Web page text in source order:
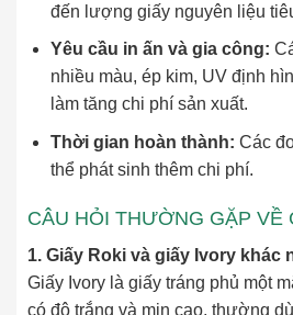
đến lượng giấy nguyên liệu
Yêu cầu in ấn và gia công:
nhiều màu, ép kim, UV định
làm tăng chi phí sản xuất.
Thời gian hoàn thành: Các
thể phát sinh thêm chi phí.
CÂU HỎI THƯỜNG GẶP VỀ
1. Giấy Roki và giấy Ivory khác
Giấy Ivory là giấy tráng phủ một
có độ trắng và mịn cao, thường